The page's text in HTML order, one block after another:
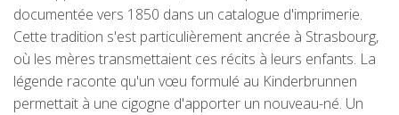
documentée vers 1850 dans un catalogue d'imprimerie.
Cette tradition s'est particulièrement ancrée à Strasbourg,
où les mères transmettaient ces récits à leurs enfants. La
légende raconte qu'un vœu formulé au Kinderbrunnen
permettait à une cigogne d'apporter un nouveau-né. Un